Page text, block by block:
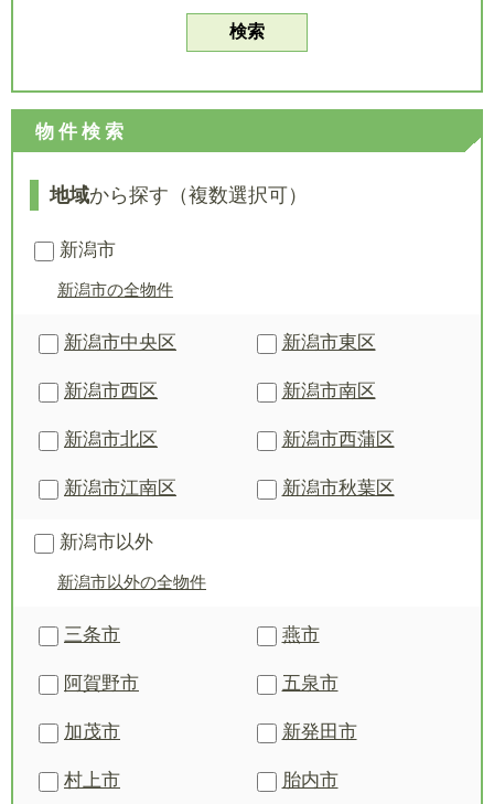
物件検索
地域から探す（複数選択可）
新潟市
新潟市の全物件
新潟市中央区 新潟市東区
新潟市西区 新潟市南区
新潟市北区 新潟市西蒲区
新潟市江南区 新潟市秋葉区
新潟市以外
新潟市以外の全物件
三条市 燕市
阿賀野市 五泉市
加茂市 新発田市
村上市 胎内市